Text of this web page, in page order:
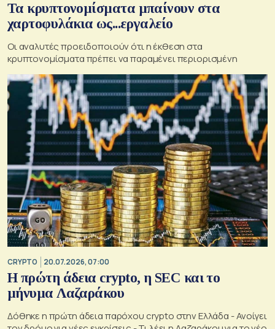
Τα κρυπτονομίσματα μπαίνουν στα
χαρτοφυλάκια ως...εργαλείο
Οι αναλυτές προειδοποιούν ότι η έκθεση στα
κρυπτονομίσματα πρέπει να παραμένει περιορισμένη
CRYPTO 20.07.2026, 07:00
Η πρώτη άδεια crypto, η SEC και το
μήνυμα Λαζαράκου
Δόθηκε η πρώτη άδεια παρόχου crypto στην Ελλάδα - Ανοίγει